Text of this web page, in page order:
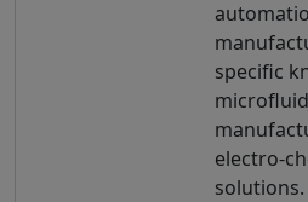
specific
electro-
solutions.